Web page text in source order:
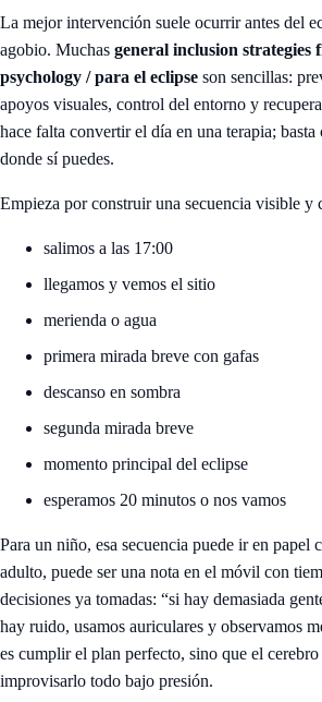
La mejor intervención suele ocurrir antes del
agobio. Muchas general inclusion strategies
psychology / para el eclipse son sencillas:
apoyos visuales, control del entorno y
hace falta convertir el día en una terapia;
donde sí puedes.
Empieza por construir una secuencia visible y
salimos a las 17:00
llegamos y vemos el sitio
merienda o agua
primera mirada breve con gafas
descanso en sombra
segunda mirada breve
momento principal del eclipse
esperamos 20 minutos o nos vamos
Para un niño, esa secuencia puede ir en papel
adulto, puede ser una nota en el móvil con
decisiones ya tomadas: “si hay demasiada
hay ruido, usamos auriculares y observamos
es cumplir el plan perfecto, sino que el
improvisarlo todo bajo presión.